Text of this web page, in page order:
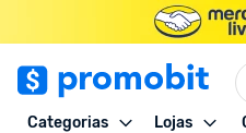
Categorias Lojas